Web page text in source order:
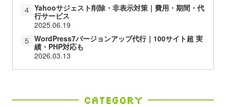
４ Yahooサジェスト削除・非表示対策｜費用・期間・代
行サービス
2025.06.19
５ WordPress7バージョンアップ代行｜100サイト超 実
績・PHP対応も
2026.03.13
Category